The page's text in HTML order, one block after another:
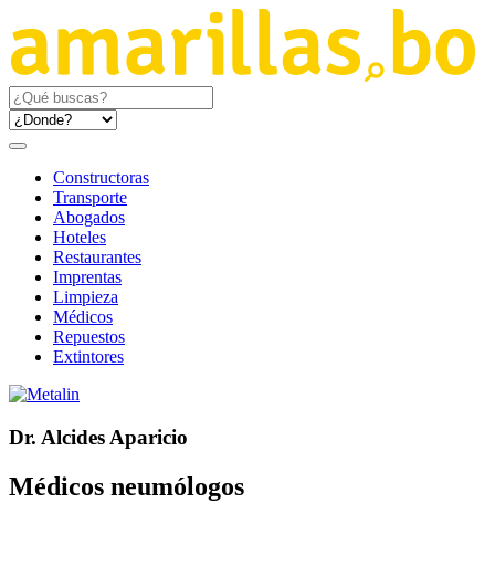
Constructoras
Transporte
Abogados
Hoteles
Restaurantes
Imprentas
Limpieza
Médicos
Repuestos
Extintores
Dr. Alcides Aparicio
Médicos neumólogos